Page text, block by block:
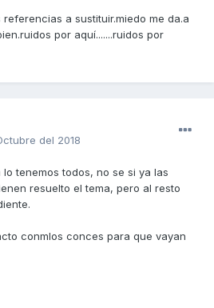
a sustituir.miedo me da.a
por aquí.......ruidos por
del 2018
tenemos todos, no se si ya las
resuelto el tema, pero al resto
conmlos conces para que vayan